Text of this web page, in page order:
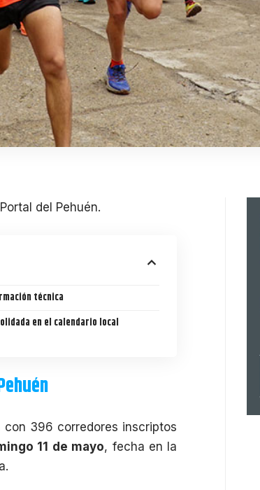
del Pehuén.
técnica
en el calendario local
con 396 corredores inscriptos
11 de mayo, fecha en la